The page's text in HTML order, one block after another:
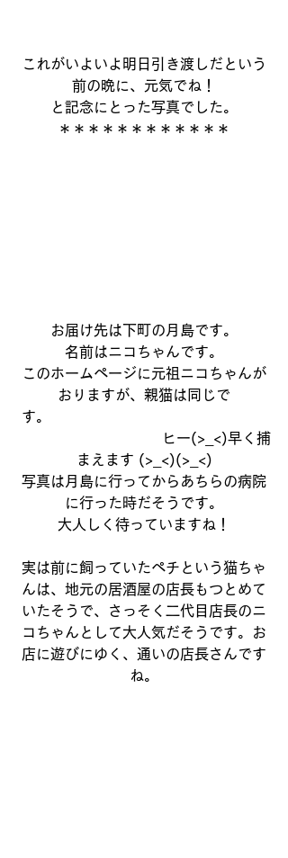
これがいよいよ明日引き渡しだという
前の晩に、元気でね！
と記念にとった写真でした。
＊＊＊＊＊＊＊＊＊＊＊＊
お届け先は下町の月島です。
名前はニコちゃんです。
このホームページに元祖ニコちゃんが
おりますが、親猫は同じで
す。
ヒー(>_<)早く捕
まえます (>_<)(>_<)
写真は月島に行ってからあちらの病院
に行った時だそうです。
大人しく待っていますね！
実は前に飼っていたペチという猫ちゃ
んは、地元の居酒屋の店長もつとめて
いたそうで、さっそく二代目店長のニ
コちゃんとして大人気だそうです。お
店に遊びにゆく、通いの店長さんです
ね。